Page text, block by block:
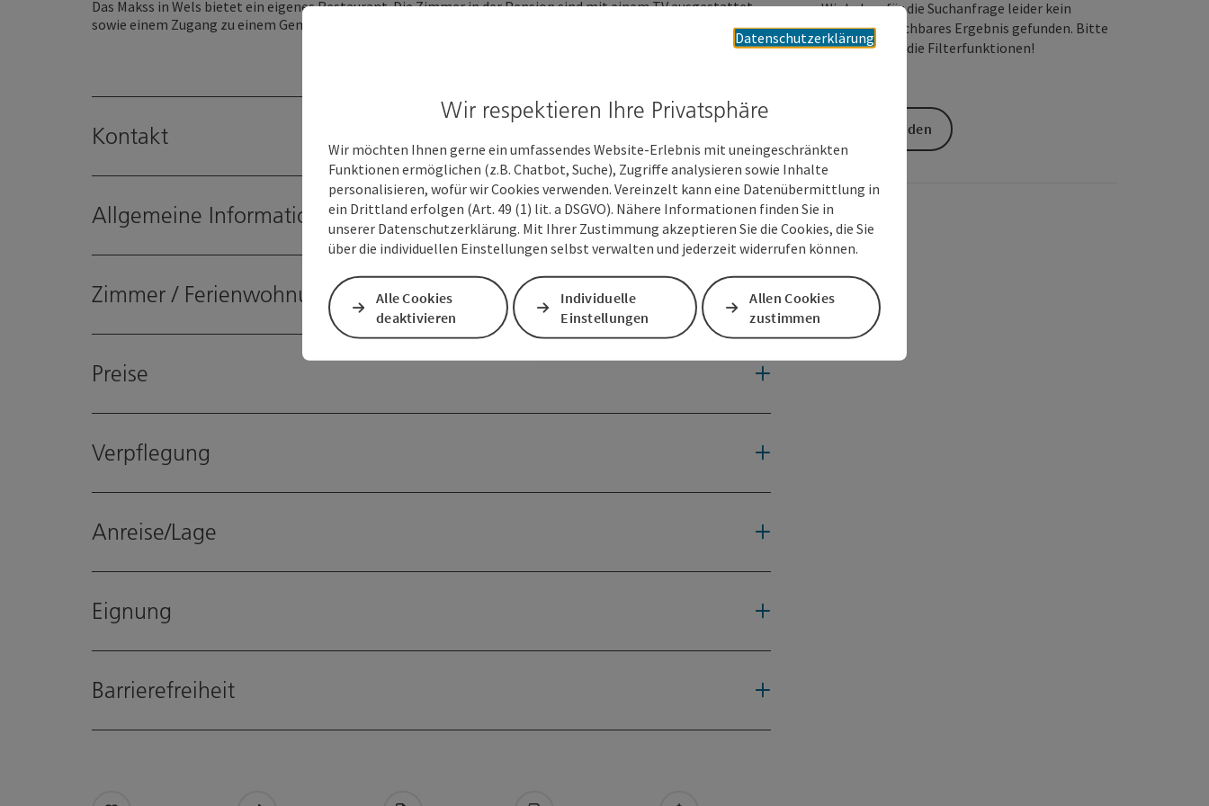
Das Makss in Wels bietet ein eigenes Restaurant. Die Zimmer in der Pension sind mit einem TV ausgestattet,
sowie einem Zugang zu einem Gemeinschaftsbad.
Kontakt
Allgemeine Informationen
Zimmer / Ferienwohnungen
Preise
Verpflegung
Anreise/Lage
Eignung
Barrierefreiheit
Wir haben für die Suchanfrage leider kein
passendes buchbares Ergebnis gefunden. Bitte
verändern Sie die Filterfunktionen!
Anfrage senden
Datenschutzerklärung
Wir respektieren Ihre Privatsphäre
Wir möchten Ihnen gerne ein umfassendes Website-Erlebnis mit uneingeschränkten
Funktionen ermöglichen (z.B. Chatbot, Suche), Zugriffe analysieren sowie Inhalte
personalisieren, wofür wir Cookies verwenden. Vereinzelt kann eine Datenübermittlung in
ein Drittland erfolgen (Art. 49 (1) lit. a DSGVO). Nähere Informationen finden Sie in
unserer Datenschutzerklärung. Mit Ihrer Zustimmung akzeptieren Sie die Cookies, die Sie
über die individuellen Einstellungen selbst verwalten und jederzeit widerrufen können.
Alle Cookies
deaktivieren
Individuelle
Einstellungen
Allen Cookies
zustimmen